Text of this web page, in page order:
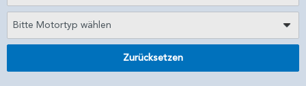
Bitte Motortyp wählen
Zurücksetzen